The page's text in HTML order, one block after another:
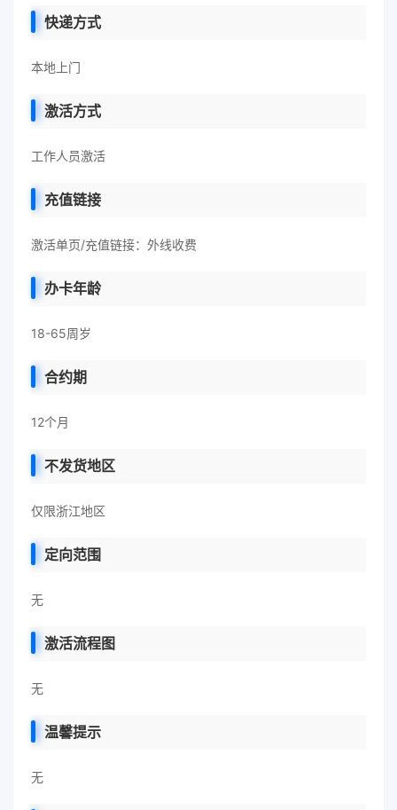
快递方式
本地上门
激活方式
工作人员激活
充值链接
激活单页/充值链接：外线收费
办卡年龄
18-65周岁
合约期
12个月
不发货地区
仅限浙江地区
定向范围
无
激活流程图
无
温馨提示
无